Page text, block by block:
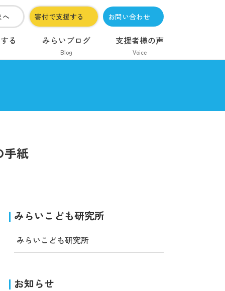
へ 寄付で支援する お問い合わせ
る みらいブログ
Blog
支援者様の声
Voice
手紙
みらいこども研究所
みらいこども研究所
お知らせ